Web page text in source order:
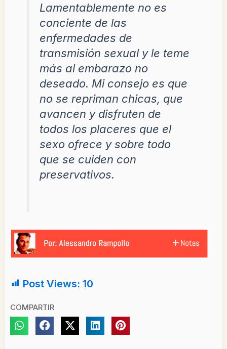
Lamentablemente no es
conciente de las
enfermedades de
transmisión sexual y le teme
más al embarazo no
deseado. Mi consejo es que
no se repriman chicas, que
avancen y disfruten de
todos los placeres que el
sexo ofrece y sobre todo
que se cuiden con
preservativos.
Post Views: 10
COMPARTIR